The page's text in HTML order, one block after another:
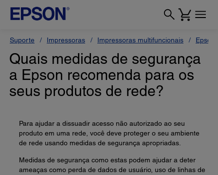
Suporte Impressoras Impressoras multifuncionais Epson
Quais medidas de segurança
a Epson recomenda para os
seus produtos de rede?
Para ajudar a dissuadir acesso não autorizado ao seu
produto em uma rede, você deve proteger o seu ambiente
de rede usando medidas de segurança apropriadas.
Medidas de segurança como estas podem ajudar a deter
ameaças como perda de dados de usuário, uso de linhas de